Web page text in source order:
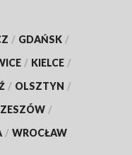
/ GDAŃSK /
/ KIELCE /
/ OLSZTYN /
/
/ WROCŁAW